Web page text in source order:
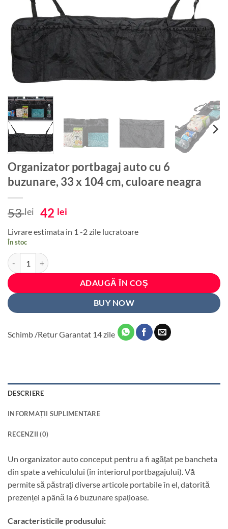
Organizator portbagaj auto cu 6
buzunare, 33 x 104 cm, culoare neagra
53lei Prețul
a
fost:
53 lei.
42 lei
este:
Livrare estimata in 1 -2 zile lucratoare
În stoc
Cantitate Organizator portbagaj auto cu 6 buzunare, 33 x 104 cm,
ADAUGĂ ÎN COȘ
BUY NOW
Schimb /Retur Garantat 14 zile
DESCRIERE
INFORMAȚII SUPLIMENTARE
RECENZII (0)
Un organizator auto conceput pentru a fi agățat pe bancheta
din spate a vehiculului (în interiorul portbagajului). Vă
permite să păstrați diverse articole portabile în el, datorită
prezenței a până la 6 buzunare spațioase.
Caracteristicile produsului: